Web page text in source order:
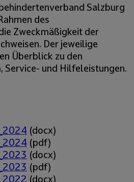
Salzburg
des
Zweckmäßigkeit der
Der jeweilige
Überblick zu den
Service- und Hilfeleistungen.
(docx)
(pdf)
(docx)
(pdf)
(docx)